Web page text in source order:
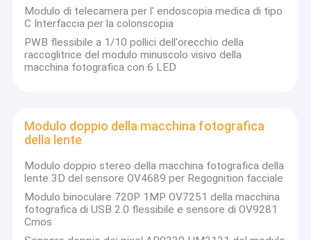
Contattaci
Tutti i casi
Moduli della macchina fotografica dell'OEM
Modulo di telecamera per l' endoscopia medica di tipo
C Interfaccia per la colonscopia
PWB flessibile a 1/10 pollici dell'orecchio della
raccoglitrice del modulo minuscolo visivo della
macchina fotografica con 6 LED
Modulo doppio della macchina fotografica
della lente
Modulo doppio stereo della macchina fotografica della
lente 3D del sensore OV4689 per Regognition facciale
Modulo binoculare 720P 1MP OV7251 della macchina
fotografica di USB 2.0 flessibile e sensore di OV9281
Cmos
della macchina fotografica del taccuino, videocamera di
sicurezza, macchina fotografica dell'automobile e prodotti astuti
della macchina fotografica della cote in molte aree differenti
come VR, l'AR, 3D, AI, il dispositivo portabile, la cuffia avricolare,
la roboticadi vetro, IoT, l'industriale, agrotechny medici, la